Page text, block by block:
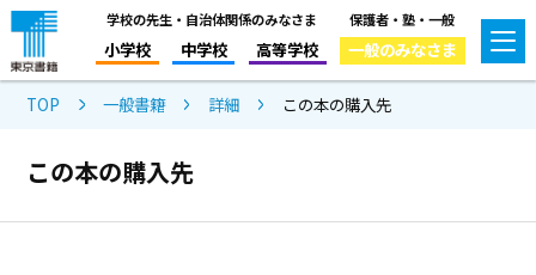
学校の先生・自治体関係のみなさま
小学校 中学校 高等学校
保護者・塾・一般
一般のみなさま
TOP 一般書籍 詳細 この本の購入先
この本の購入先